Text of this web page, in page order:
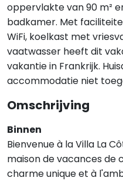
oppervlakte van 90 m²
badkamer. Met
WiFi, koelkast met
vaatwasser heeft dit
vakantie in Frankrijk.
accommodatie niet
Omschrijving
Binnen
Bienvenue à la Villa La
maison de vacances de
charme unique et à